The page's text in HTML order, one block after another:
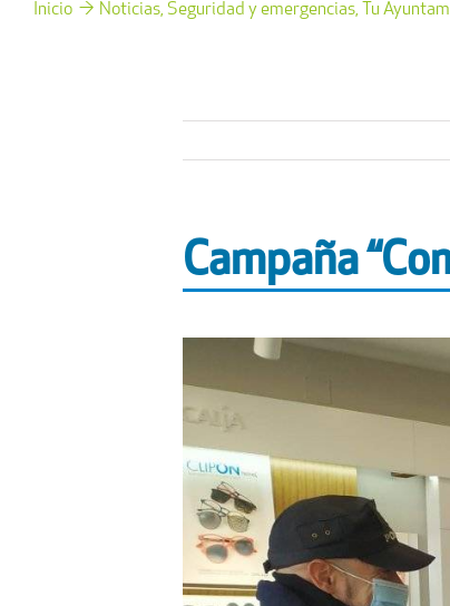
Inicio Noticias Seguridad y emergencias Tu
Campaña